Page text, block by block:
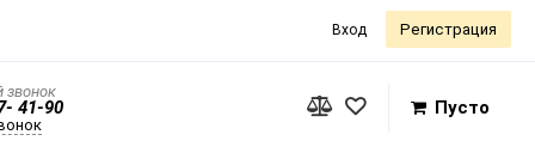
Вход Регистрация
звонок
41-90 Пусто